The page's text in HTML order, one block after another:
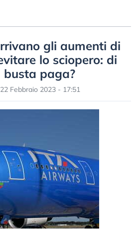
gli aumenti di
lo sciopero: di
paga?
22 Febbraio 2023 - 17:51